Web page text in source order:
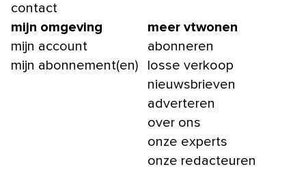
contact
mijn omgeving
mijn account
mijn abonnement(en)
meer vtwonen
abonneren
losse verkoop
nieuwsbrieven
adverteren
over ons
onze experts
onze redacteuren